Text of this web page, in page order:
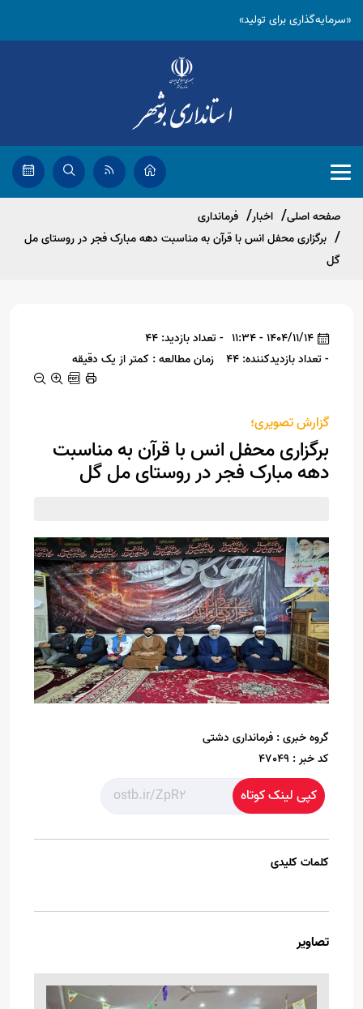
«سرمایه‌گذاری برای تولید»
صفحه اصلی اخبار
فرمانداری
برگزاری محفل انس با قرآن به مناسبت دهه مبارک فجر در روستای مل
گل
1404/11/14 - 11:34
- تعداد بازدید: 44
- تعداد بازدیدکننده: 44
زمان مطالعه : کمتر از یک دقیقه
گزارش تصویری؛
برگزاری محفل انس با قرآن به مناسبت
دهه مبارک فجر در روستای مل گل
گروه خبری : فرمانداری دشتی
کد خبر : 47049
کپی لینک کوتاه
کلمات کلیدی
تصاویر